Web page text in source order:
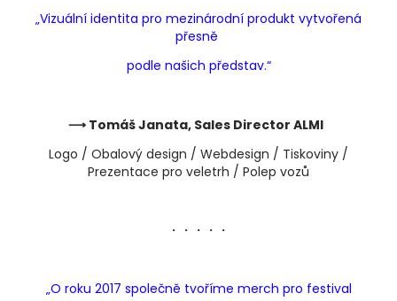
„Vizuální identita pro mezinárodní produkt vytvořená
přesně
podle našich představ.“
⟶ Tomáš Janata, Sales Director ALMI
Logo / Obalový design / Webdesign / Tiskoviny /
Prezentace pro veletrh / Polep vozů
・・・・・
„O roku 2017 společně tvoříme merch pro festival